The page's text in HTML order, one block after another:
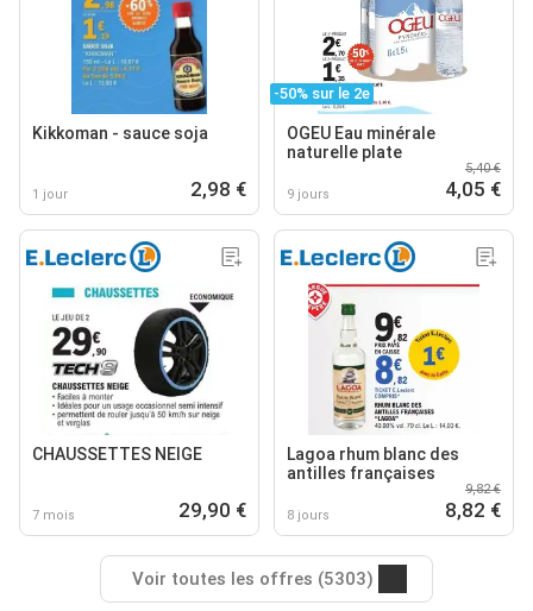
Kikkoman - sauce soja
1 jour 2,98 €
-50% sur le 2e
OGEU Eau minérale
naturelle plate
9 jours
5,40 €
4,05 €
CHAUSSETTES NEIGE
7 mois 29,90 €
Lagoa rhum blanc des
antilles françaises
8 jours
9,82 €
8,82 €
Voir toutes les offres (5303)